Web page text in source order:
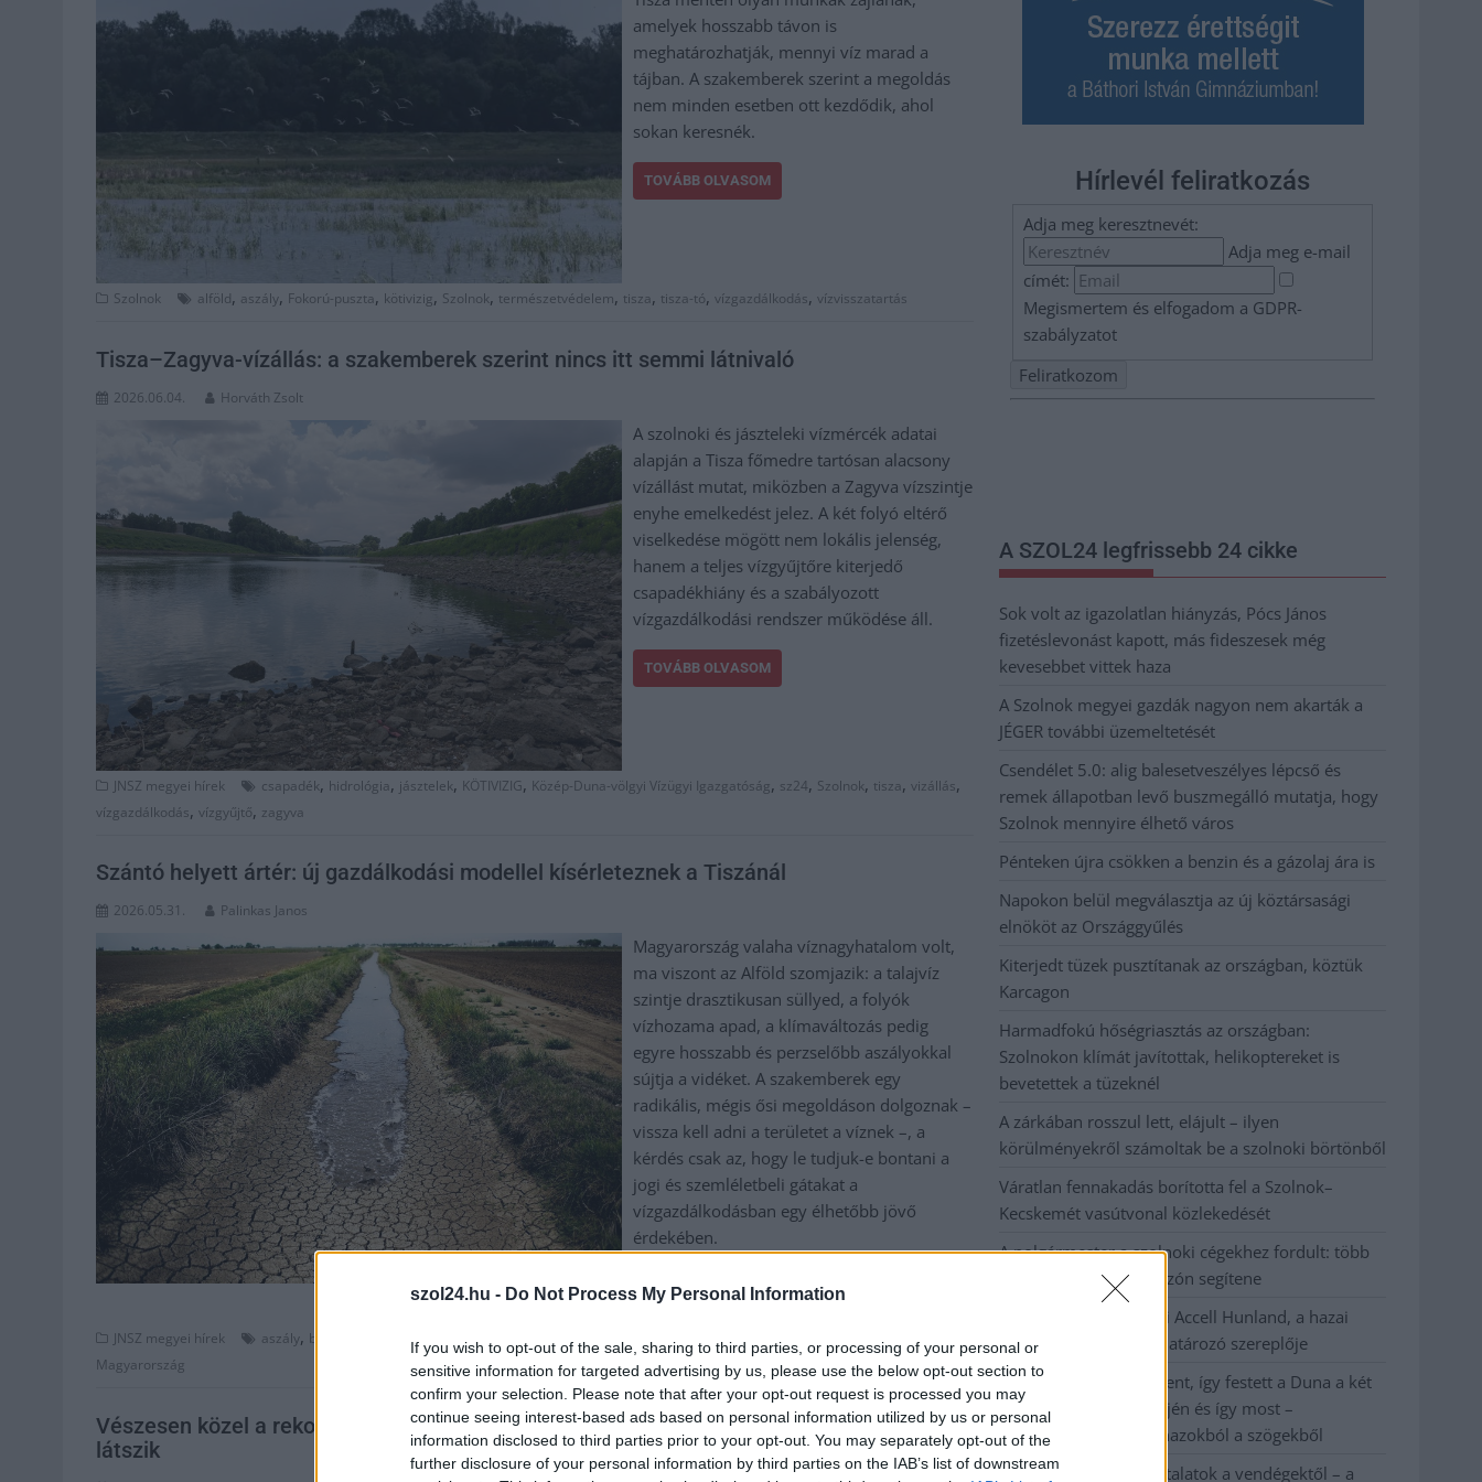
szol24.hu - Do Not Process My Personal Information
If you wish to opt-out of the sale, sharing to third parties, or processing of your personal or
sensitive information for targeted advertising by us, please use the below opt-out section to
confirm your selection. Please note that after your opt-out request is processed you may
continue seeing interest-based ads based on personal information utilized by us or personal
information disclosed to third parties prior to your opt-out. You may separately opt-out of the
further disclosure of your personal information by third parties on the IAB’s list of downstream
amelyek hosszabb távon is
meghatározhatják, mennyi víz marad a
tájban. A szakemberek szerint a megoldás
nem minden esetben ott kezdődik, ahol
sokan keresnék.
TOVÁBB OLVASOM
Szolnok alföld, aszály, Fokorú-puszta, kötivizig, Szolnok, természetvédelem, tisza, tisza-tó, vízgazdálkodás, vízvisszatartás
Tisza–Zagyva-vízállás: a szakemberek szerint nincs itt semmi látnivaló
2026.06.04. Horváth Zsolt
A szolnoki és jászteleki vízmércék adatai
alapján a Tisza főmedre tartósan alacsony
vízállást mutat, miközben a Zagyva vízszintje
enyhe emelkedést jelez. A két folyó eltérő
viselkedése mögött nem lokális jelenség,
hanem a teljes vízgyűjtőre kiterjedő
csapadékhiány és a szabályozott
vízgazdálkodási rendszer működése áll.
TOVÁBB OLVASOM
JNSZ megyei hírek csapadék, hidrológia, jásztelek, KÖTIVIZIG, Közép-Duna-völgyi Vízügyi Igazgatóság, sz24, Szolnok, tisza, vizállás,
vízgazdálkodás, vízgyűjtő, zagyva
Szántó helyett ártér: új gazdálkodási modellel kísérleteznek a Tiszánál
2026.05.31. Palinkas Janos
Magyarország valaha víznagyhatalom volt,
ma viszont az Alföld szomjazik: a talajvíz
szintje drasztikusan süllyed, a folyók
vízhozama apad, a klímaváltozás pedig
egyre hosszabb és perzselőbb aszályokkal
sújtja a vidéket. A szakemberek egy
radikális, mégis ősi megoldáson dolgoznak –
vissza kell adni a területet a víznek –, a
kérdés csak az, hogy le tudjuk-e bontani a
jogi és szemléletbeli gátakat a
vízgazdálkodásban egy élhetőbb jövő
érdekében.
TOVÁBB OLVASOM
JNSZ megyei hírek aszály, belvíz kiszáradás , nagykörű szárazság talajvíz tisza vízgazdálkodás vízmegtartás
WWF
Magyarország
Vészesen közel a rekordhoz a Tisza: Szolnoknál már a történelmi mélypont árnyéka
látszik
Hírlevél feliratkozás
Adja meg keresztnevét:
Adja meg e-mail
címét:
Megismertem és elfogadom a GDPR-
szabályzatot
A SZOL24 legfrissebb 24 cikke
Sok volt az igazolatlan hiányzás, Pócs János
fizetéslevonást kapott, más fideszesek még
kevesebbet vittek haza
A Szolnok megyei gazdák nagyon nem akarták a
JÉGER további üzemeltetését
Csendélet 5.0: alig balesetveszélyes lépcső és
remek állapotban levő buszmegálló mutatja, hogy
Szolnok mennyire élhető város
Pénteken újra csökken a benzin és a gázolaj ára is
Napokon belül megválasztja az új köztársasági
elnököt az Országgyűlés
Kiterjedt tüzek pusztítanak az országban, köztük
Karcagon
Harmadfokú hőségriasztás az országban:
Szolnokon klímát javítottak, helikoptereket is
bevetettek a tüzeknél
A zárkában rosszul lett, elájult – ilyen
körülményekről számoltak be a szolnoki börtönből
Váratlan fennakadás borította fel a Szolnok–
Kecskemét vasútvonal közlekedését
A polgármester a szolnoki cégekhez fordult: több
száz elbocsátott dolgozón segítene
Csődbe ment a tószegi Accell Hunland, a hazai
kerékpárgyártás meghatározó szereplője
Egyszer fent, egyszer lent, így festett a Duna a két
évvel ezelőtti árvíz idején és így most –
fotógyűjtemény ugyanazokból a szögekből
Ilyenek eddig a tapasztalatok a vendégektől – a